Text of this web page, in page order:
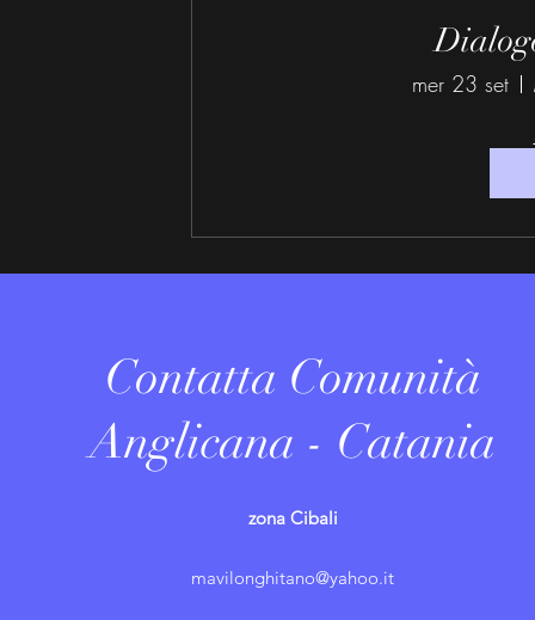
mer 23 set
Contatta Comunità
Anglicana - Catania
zona Cibali
mavilonghitano@yahoo.it